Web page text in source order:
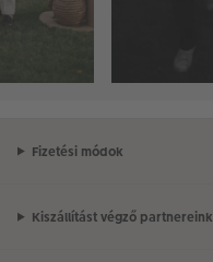
Fizetési módok
Kiszállítást végző partnereink